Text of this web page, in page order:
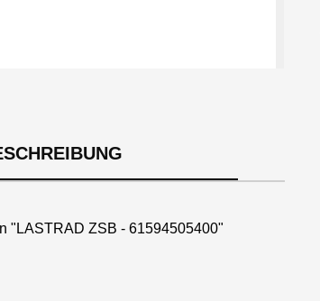
"LASTRAD ZSB - 61594505400"